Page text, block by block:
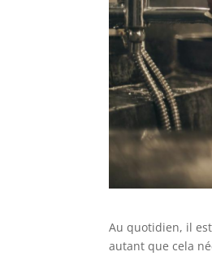
Au quotidien, il
autant que cela